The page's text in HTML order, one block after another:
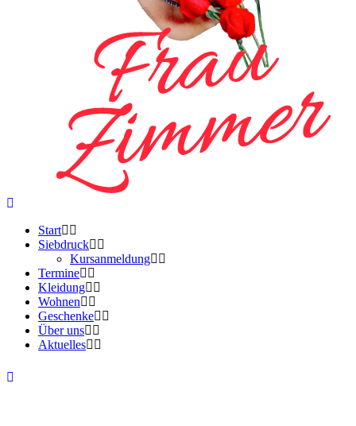
Start
Siebdruck
Kursanmeldung
Termine
Kleidung
Wohnen
Geschenke
Über uns
Aktuelles